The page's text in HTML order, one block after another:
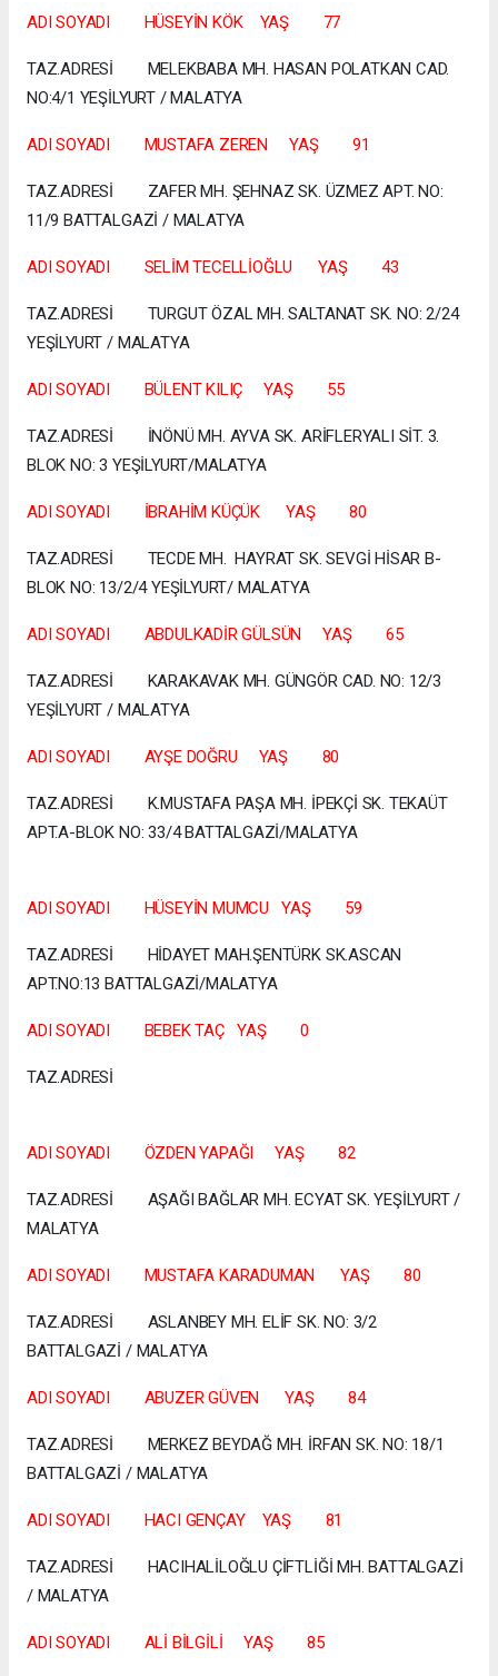
ADI SOYADI HÜSEYİN KÖK YAŞ 77
TAZ.ADRESİ MELEKBABA MH. HASAN POLATKAN CAD.
NO:4/1 YEŞİLYURT / MALATYA
ADI SOYADI MUSTAFA ZEREN YAŞ 91
TAZ.ADRESİ ZAFER MH. ŞEHNAZ SK. ÜZMEZ APT. NO:
11/9 BATTALGAZİ / MALATYA
ADI SOYADI SELİM TECELLİOĞLU YAŞ 43
TAZ.ADRESİ TURGUT ÖZAL MH. SALTANAT SK. NO: 2/24
YEŞİLYURT / MALATYA
ADI SOYADI BÜLENT KILIÇ YAŞ 55
TAZ.ADRESİ İNÖNÜ MH. AYVA SK. ARİFLERYALI SİT. 3.
BLOK NO: 3 YEŞİLYURT/MALATYA
ADI SOYADI İBRAHİM KÜÇÜK YAŞ 80
TAZ.ADRESİ TECDE MH. HAYRAT SK. SEVGİ HİSAR B-
BLOK NO: 13/2/4 YEŞİLYURT/ MALATYA
ADI SOYADI ABDULKADİR GÜLSÜN YAŞ 65
TAZ.ADRESİ KARAKAVAK MH. GÜNGÖR CAD. NO: 12/3
YEŞİLYURT / MALATYA
ADI SOYADI AYŞE DOĞRU YAŞ 80
TAZ.ADRESİ K.MUSTAFA PAŞA MH. İPEKÇİ SK. TEKAÜT
APT.A-BLOK NO: 33/4 BATTALGAZİ/MALATYA
ADI SOYADI HÜSEYİN MUMCU YAŞ 59
TAZ.ADRESİ HİDAYET MAH.ŞENTÜRK SK.ASCAN
APT.NO:13 BATTALGAZİ/MALATYA
ADI SOYADI BEBEK TAÇ YAŞ 0
TAZ.ADRESİ
ADI SOYADI ÖZDEN YAPAĞI YAŞ 82
TAZ.ADRESİ AŞAĞI BAĞLAR MH. ECYAT SK. YEŞİLYURT /
MALATYA
ADI SOYADI MUSTAFA KARADUMAN YAŞ 80
TAZ.ADRESİ ASLANBEY MH. ELİF SK. NO: 3/2
BATTALGAZİ / MALATYA
ADI SOYADI ABUZER GÜVEN YAŞ 84
TAZ.ADRESİ MERKEZ BEYDAĞ MH. İRFAN SK. NO: 18/1
BATTALGAZİ / MALATYA
ADI SOYADI HACI GENÇAY YAŞ 81
TAZ.ADRESİ HACIHALİLOĞLU ÇİFTLİĞİ MH. BATTALGAZİ
/ MALATYA
ADI SOYADI ALİ BİLGİLİ YAŞ 85